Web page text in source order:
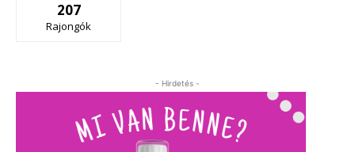
207
Rajongók
- Hirdetés -